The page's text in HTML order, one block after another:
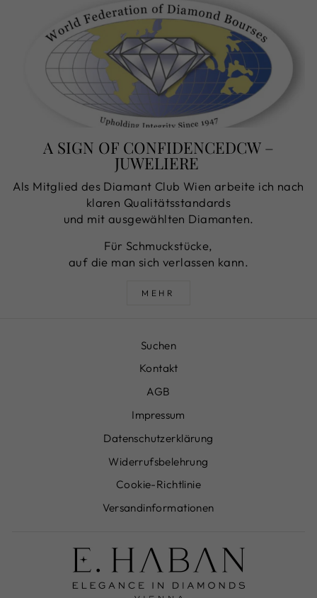
A SIGN OF CONFIDENCEDCW –
JUWELIERE
Als Mitglied des Diamant Club Wien arbeite ich nach
klaren Qualitätsstandards
und mit ausgewählten Diamanten.
Für Schmuckstücke,
auf die man sich verlassen kann.
MEHR
Suchen
Kontakt
AGB
Impressum
Datenschutzerklärung
Widerrufsbelehrung
Cookie-Richtlinie
Versandinformationen